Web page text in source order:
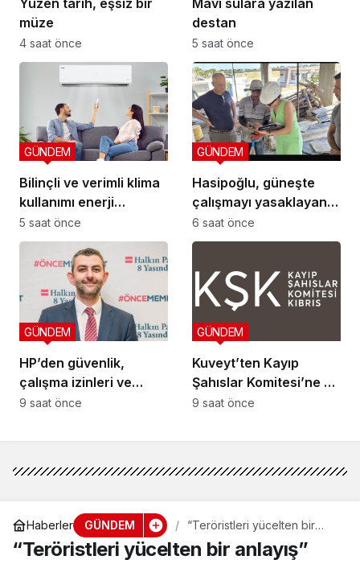
Yüzen tarih, eşsiz bir
müze
4 saat önce
Mavi sulara yazılan
destan
5 saat önce
Bilinçli ve verimli klima
kullanımı enerji
tüketimini azaltıyor
GÜNDEM
5 saat önce
Hasipoğlu, güneşte
çalışmayı yasaklayan
kararın uygulanmasını
Yeniboğaziçi’nde
GÜNDEM
6 saat önce
HP’den güvenlik,
çalışma izinleri ve
yurttaşlık
GÜNDEM
9 saat önce
Kuveyt’ten Kayıp
Şahıslar Komitesi’ne 50
bin dolar katkı
GÜNDEM
9 saat önce
Haberler GÜNDEM
“Teröristleri yücelten bir
anlayış”
“Teröristleri yücelten bir anlayış”